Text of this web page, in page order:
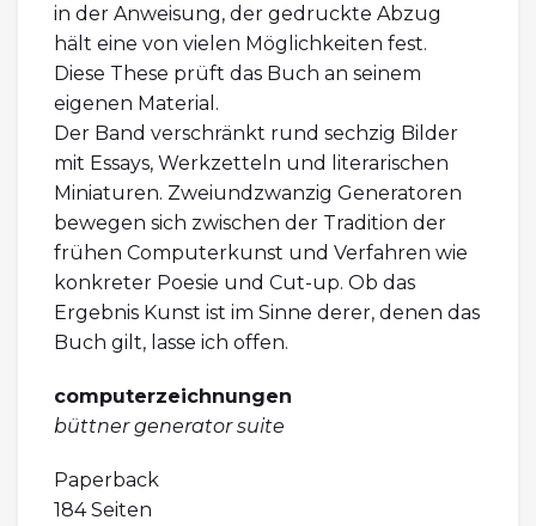
in der Anweisung, der gedruckte Abzug
hält eine von vielen Möglichkeiten fest.
Diese These prüft das Buch an seinem
eigenen Material.
Der Band verschränkt rund sechzig Bilder
mit Essays, Werkzetteln und literarischen
Miniaturen. Zweiundzwanzig Generatoren
bewegen sich zwischen der Tradition der
frühen Computerkunst und Verfahren wie
konkreter Poesie und Cut-up. Ob das
Ergebnis Kunst ist im Sinne derer, denen das
Buch gilt, lasse ich offen.
computerzeichnungen
büttner generator suite
Paperback
184 Seiten